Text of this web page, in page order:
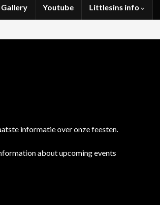
Youtube Littlesins info
informatie over onze feesten.
about upcoming events